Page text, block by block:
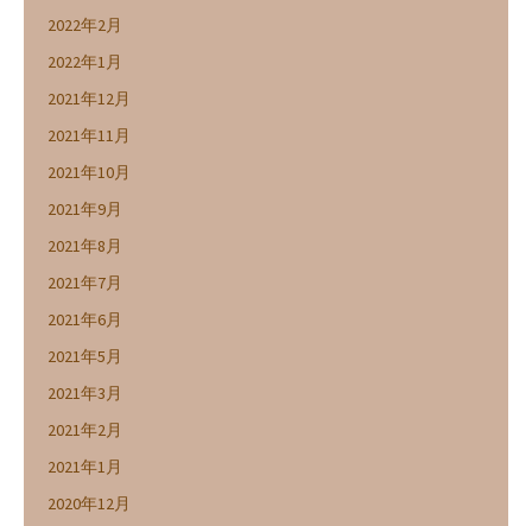
2022年2月
2022年1月
2021年12月
2021年11月
2021年10月
2021年9月
2021年8月
2021年7月
2021年6月
2021年5月
2021年3月
2021年2月
2021年1月
2020年12月